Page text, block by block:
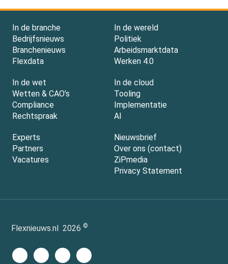
In de branche
Bedrijfsnieuws
Branchenieuws
Flexdata
In de wereld
Politiek
Arbeidsmarktdata
Werken 4.0
In de wet
Wetten & CAO’s
Compliance
Rechtspraak
In de cloud
Tooling
Implementatie
AI
Experts
Partners
Vacatures
Nieuwsbrief
Over ons (contact)
ZiPmedia
Privacy Statement
Flexnieuws.nl 2026 ©